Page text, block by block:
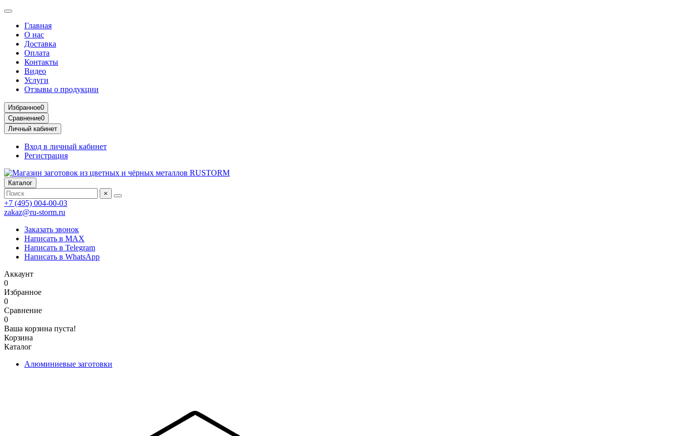
Главная
О нас
Доставка
Оплата
Контакты
Видео
Услуги
Отзывы о продукции
Избранное0
Сравнение0
Личный кабинет
Вход в личный кабинет
Регистрация
Каталог
×
+7 (495) 004-00-03
zakaz@ru-storm.ru
Заказать звонок
Написать в MAX
Написать в Telegram
Написать в WhatsApp
Аккаунт
0
Избранное
0
Сравнение
0
Ваша корзина пуста!
Корзина
Каталог
Алюминиевые заготовки